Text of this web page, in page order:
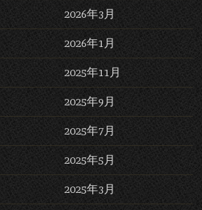
2026年3月
2026年1月
2025年11月
2025年9月
2025年7月
2025年5月
2025年3月